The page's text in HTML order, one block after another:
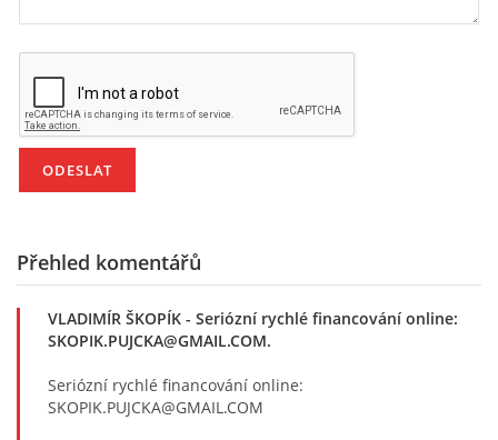
Přehled komentářů
VLADIMÍR ŠKOPÍK - Seriózní rychlé financování online:
SKOPIK.PUJCKA@GMAIL.COM.
Seriózní rychlé financování online:
SKOPIK.PUJCKA@GMAIL.COM